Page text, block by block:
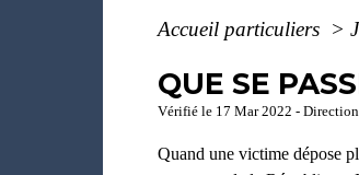
Accueil particuliers >
QUE SE
Vérifié le 17 Mar 2022 -
Quand une victime dépose